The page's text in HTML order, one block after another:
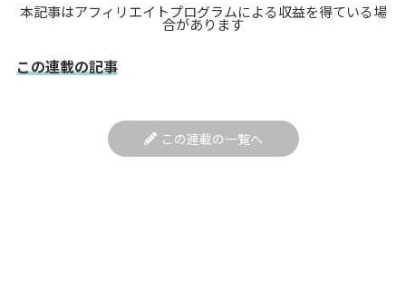
本記事はアフィリエイトプログラムによる収益を得ている場
合があります
この連載の記事
この連載の一覧へ